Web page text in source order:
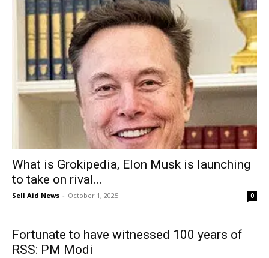
What is Grokipedia, Elon Musk is launching
to take on rival...
Sell Aid News - October 1, 2025 0
Fortunate to have witnessed 100 years of
RSS: PM Modi